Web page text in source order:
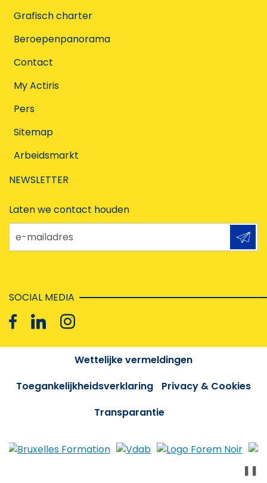
Grafisch charter
Beroepenpanorama
Contact
My Actiris
Pers
Sitemap
Arbeidsmarkt
NEWSLETTER
Laten we contact houden
e-mailadres
SOCIAL MEDIA
Wettelijke vermeldingen
Toegankelijkheidsverklaring
Privacy & Cookies
Transparantie
❚❚